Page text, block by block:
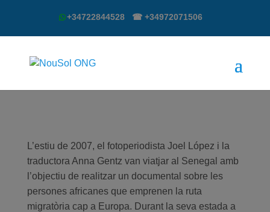
+34722844528 ☎ +34972071506
L’estiu de 2007, el fotoperiodista Joel López i la
traductora Anna Gentz van viatjar al Senegal amb
l’objectiu de realitzar un documental sobre les
persones africanes que emprenen la ruta
migratòria cap a Europa. Durant la seva estada a